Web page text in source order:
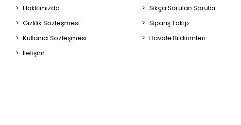
Hakkımızda
Gizlilik Sözleşmesi
Kullanıcı Sözleşmesi
İletişim
Sıkça Sorulan Sorular
Sipariş Takip
Havale Bildirimleri